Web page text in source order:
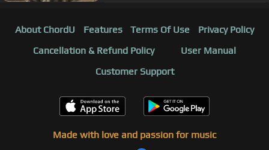
About ChordU Features Terms Of Use
Privacy Policy
Cancellation & Refund Policy
User Manual
Customer Support
Made with love and passion for music